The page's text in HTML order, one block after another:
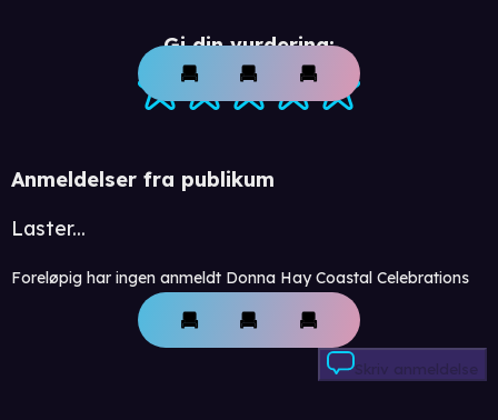
Gi din vurdering:
Anmeldelser fra publikum
Laster...
Foreløpig har ingen anmeldt Donna Hay Coastal Celebrations
Skriv anmeldelse